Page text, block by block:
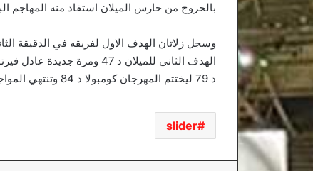
بالخروج من حارس الميلان استفاد منه المهاجم
د 79 ليختتم المهرجان كومبولا د 84 وتنتهي المواجهة 3 – 3 بين الفريقين.
slider